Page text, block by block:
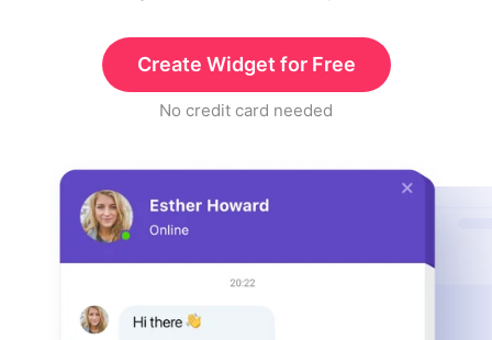
Create Widget for Free
No credit card needed